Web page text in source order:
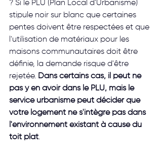
? Si le PLU (Plan Local d'Urbanisme)
stipule noir sur blanc que certaines
pentes doivent être respectées et que
l'utilisation de matériaux pour les
maisons communautaires doit être
définie, la demande risque d'être
rejetée. Dans certains cas, il peut ne
pas y en avoir dans le PLU, mais le
service urbanisme peut décider que
votre logement ne s'intègre pas dans
l'environnement existant à cause du
toit plat.